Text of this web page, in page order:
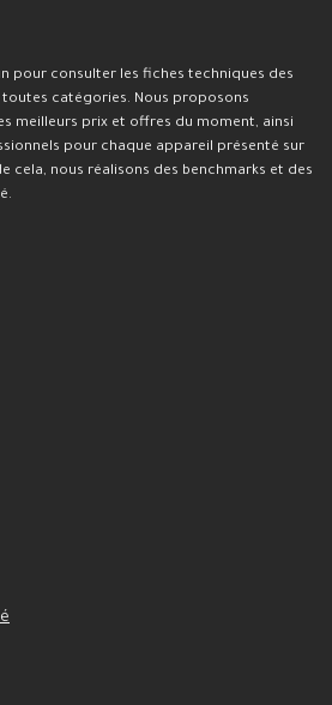
pour consulter les fiches techniques des
catégories. Nous proposons
meilleurs prix et offres du moment, ainsi
pour chaque appareil présenté sur
cela, nous réalisons des benchmarks et des